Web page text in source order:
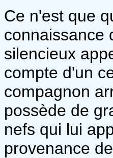
Ce n'est que
connaissance
silencieux
compte d'un
compagnon
possède de
nefs qui lui
provenance